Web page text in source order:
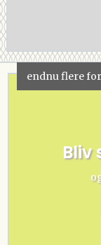
endnu flere
Bliv